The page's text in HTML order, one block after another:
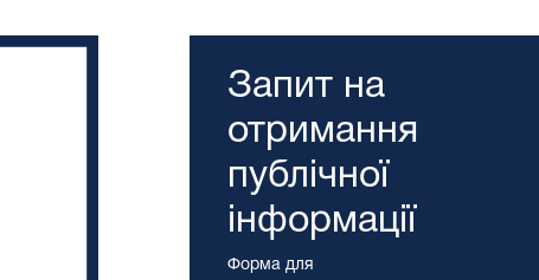
Запит на
отримання
публічної
інформації
Форма для